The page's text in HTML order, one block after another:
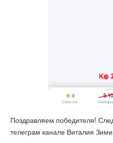
Поздравляем победителя!
телеграм канале Виталия